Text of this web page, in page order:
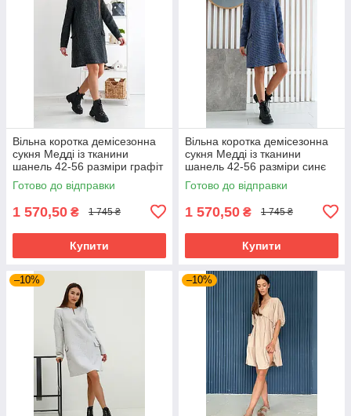
Вільна коротка демісезонна
сукня Медді із тканини
шанель 42-56 разміри графіт
Готово до відправки
1 570,50 ₴ 1 745 ₴
Купити
Вільна коротка демісезонна
сукня Медді із тканини
шанель 42-56 разміри синє
Готово до відправки
1 570,50 ₴ 1 745 ₴
Купити
–10% –10%